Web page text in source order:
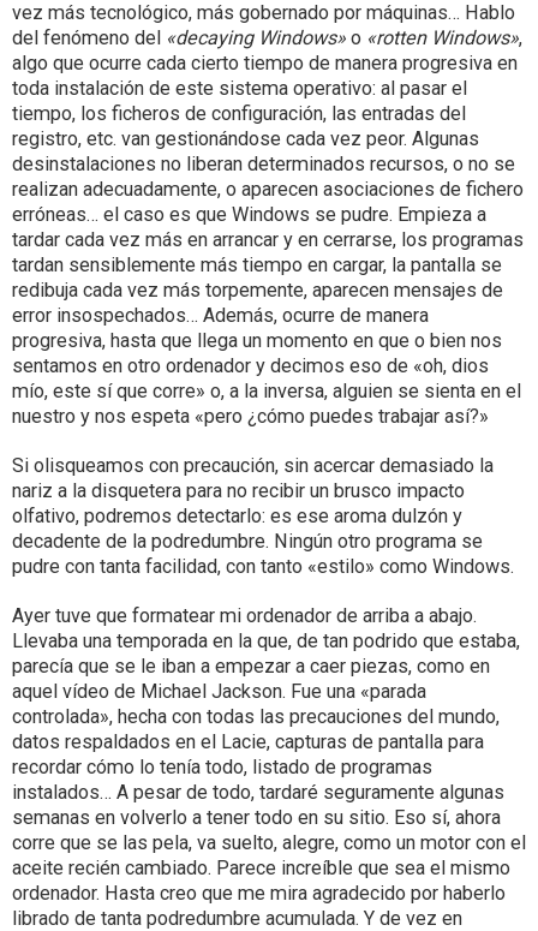
vez más tecnológico, más gobernado por máquinas… Hablo
del fenómeno del «decaying Windows» o «rotten Windows»,
algo que ocurre cada cierto tiempo de manera progresiva en
toda instalación de este sistema operativo: al pasar el
tiempo, los ficheros de configuración, las entradas del
registro, etc. van gestionándose cada vez peor. Algunas
desinstalaciones no liberan determinados recursos, o no se
realizan adecuadamente, o aparecen asociaciones de fichero
erróneas… el caso es que Windows se pudre. Empieza a
tardar cada vez más en arrancar y en cerrarse, los programas
tardan sensiblemente más tiempo en cargar, la pantalla se
redibuja cada vez más torpemente, aparecen mensajes de
error insospechados… Además, ocurre de manera
progresiva, hasta que llega un momento en que o bien nos
sentamos en otro ordenador y decimos eso de «oh, dios
mío, este sí que corre» o, a la inversa, alguien se sienta en el
nuestro y nos espeta «pero ¿cómo puedes trabajar así?»
Si olisqueamos con precaución, sin acercar demasiado la
nariz a la disquetera para no recibir un brusco impacto
olfativo, podremos detectarlo: es ese aroma dulzón y
decadente de la podredumbre. Ningún otro programa se
pudre con tanta facilidad, con tanto «estilo» como Windows.
Ayer tuve que formatear mi ordenador de arriba a abajo.
Llevaba una temporada en la que, de tan podrido que estaba,
parecía que se le iban a empezar a caer piezas, como en
aquel vídeo de Michael Jackson. Fue una «parada
controlada», hecha con todas las precauciones del mundo,
datos respaldados en el Lacie, capturas de pantalla para
recordar cómo lo tenía todo, listado de programas
instalados… A pesar de todo, tardaré seguramente algunas
semanas en volverlo a tener todo en su sitio. Eso sí, ahora
corre que se las pela, va suelto, alegre, como un motor con el
aceite recién cambiado. Parece increíble que sea el mismo
ordenador. Hasta creo que me mira agradecido por haberlo
librado de tanta podredumbre acumulada. Y de vez en